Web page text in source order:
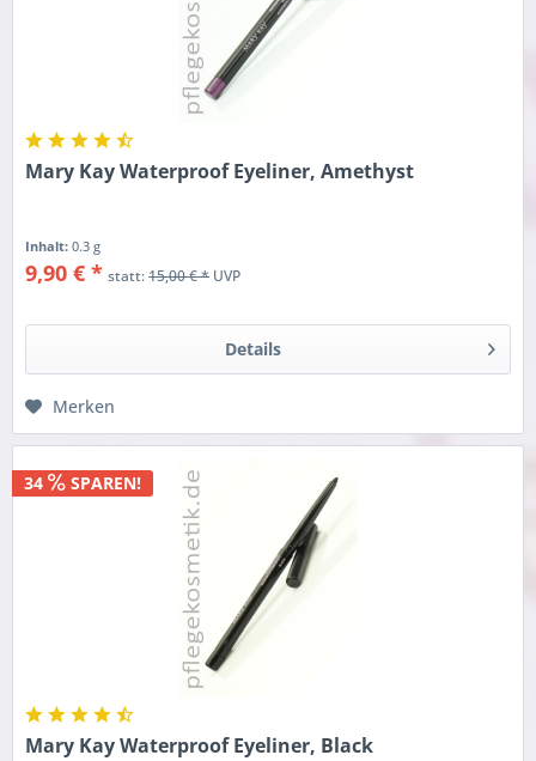
Mary Kay Waterproof Eyeliner, Amethyst
Inhalt:0.3 g
9,90 € * statt:15,00 € *UVP
Details
Merken
34 SPAREN!
Mary Kay Waterproof Eyeliner, Black